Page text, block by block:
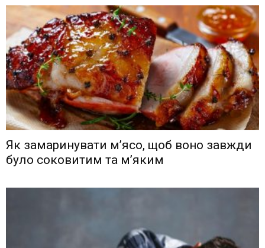
Як замаринувати м’ясо, щоб воно завжди
було соковитим та м’яким